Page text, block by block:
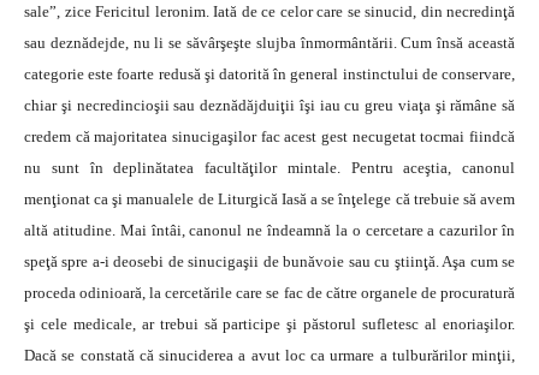
sale”, zice Fericitul leronim. Iată de ce celor care se sinucid, din necredinţă
sau deznădejde, nu li se săvârşeşte slujba înmormântării. Cum însă această
categorie este foarte redusă şi datorită în general instinctului de conservare,
chiar şi necredincioşii sau deznădăjduiţii îşi iau cu greu viaţa şi rămâne să
credem că majoritatea sinucigaşilor fac acest gest necugetat tocmai fiindcă
nu sunt în deplinătatea facultăţilor mintale. Pentru aceştia, canonul
menţionat ca şi manualele de Liturgică Iasă a se înţelege că trebuie să avem
altă atitudine. Mai întâi, canonul ne îndeamnă la o cercetare a cazurilor în
speţă spre a-i deosebi de sinucigaşii de bunăvoie sau cu ştiinţă. Aşa cum se
proceda odinioară, la cercetările care se fac de către organele de procuratură
şi cele medicale, ar trebui să participe şi păstorul sufletesc al enoriaşilor.
Dacă se constată că sinuciderea a avut loc ca urmare a tulburărilor minţii,